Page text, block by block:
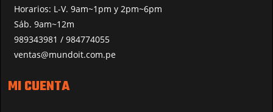
Horarios: L-V. 9am~1pm y 2pm~6pm
Sáb. 9am~12m
989343981 / 984774055
ventas@mundoit.com.pe
MI CUENTA